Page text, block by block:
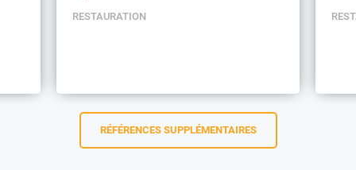
RESTAURATION
RÉFÉRENCES SUPPLÉMENTAIRES